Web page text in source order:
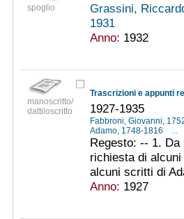
spoglio
Grassini,
1931
Anno: 1932
manoscritto/
dattiloscritto
Trascrizioni e appunti
1927-1935
Fabbroni, Giovanni,
Adamo, 1748-1816
Regesto: -- 1.
richiesta di
alcuni scritti di
Anno: 1927